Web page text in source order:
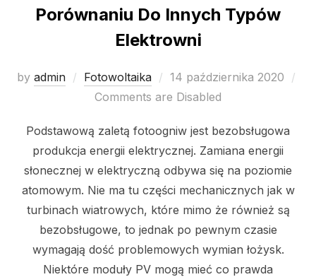
Porównaniu Do Innych Typów
Elektrowni
by admin Fotowoltaika
Posted
on
14 października 2020
Comments are Disabled
Podstawową zaletą fotoogniw jest bezobsługowa
produkcja energii elektrycznej. Zamiana energii
słonecznej w elektryczną odbywa się na poziomie
atomowym. Nie ma tu części mechanicznych jak w
turbinach wiatrowych, które mimo że również są
bezobsługowe, to jednak po pewnym czasie
wymagają dość problemowych wymian łożysk.
Niektóre moduły PV mogą mieć co prawda